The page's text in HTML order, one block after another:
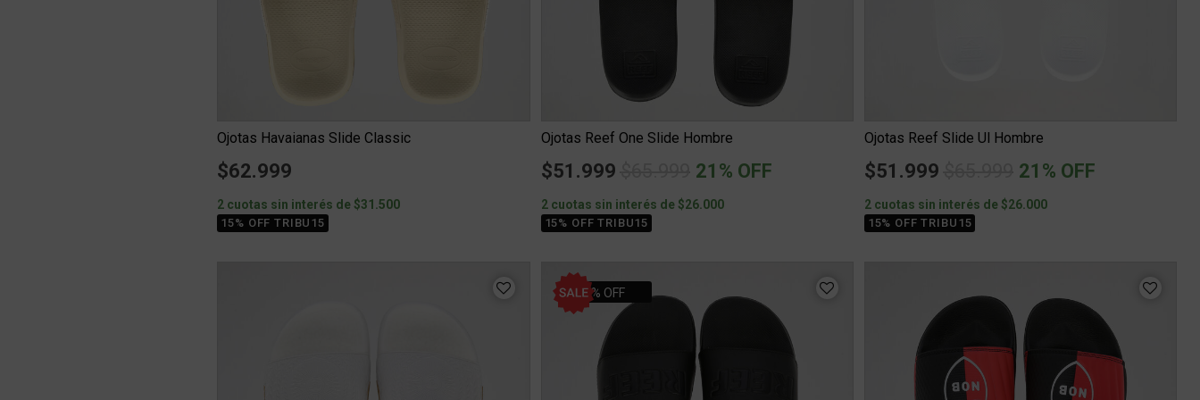
Ojotas Havaianas Slide Classic
$62.999
2 cuotas sin interés de $31.500
15% OFF TRIBU15
Ojotas Reef One Slide Hombre
$51.999 Price reduced from
to
21% OFF
2 cuotas sin interés de $26.000
15% OFF TRIBU15
Ojotas Reef Slide Ul Hombre
$51.999 Price reduced from
to
21% OFF
2 cuotas sin interés de $26.000
15% OFF TRIBU15
21% OFF